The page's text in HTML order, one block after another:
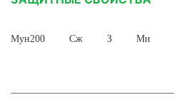
Мун200 Сж З Ми